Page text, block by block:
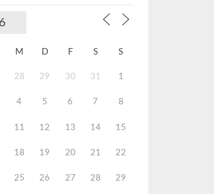
M D F S S
28 29 30 31 1
4 5 6 7 8
11 12 13 14 15
18 19 20 21 22
25 26 27 28 29